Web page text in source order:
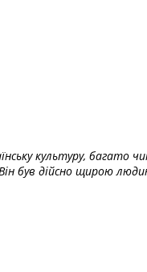
культуру, багато
був дійсно щирою